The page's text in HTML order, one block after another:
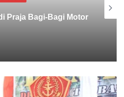
Puluhan MMSCFD,